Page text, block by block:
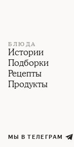
БЛЮДА
Истории
Подборки
Рецепты
Продукты
МЫ В ТЕЛЕГРАМ